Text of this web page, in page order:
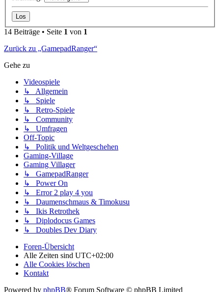
14 Beiträge • Seite 1 von 1
Zurück zu „GamepadRanger“
Gehe zu
Videospiele
↳ Allgemein
↳ Spiele
↳ Retro-Spiele
↳ Community
↳ Umfragen
Off-Topic
↳ Politik und Weltgeschehen
Gaming-Village
Gaming Villager
↳ GamepadRanger
↳ Power On
↳ Error 2 play 4 you
↳ Daumenschmaus & Timokusu
↳ Ikis Retrothek
↳ Diplodocus Games
↳ Doubles Dev Diary
Foren-Übersicht
Alle Zeiten sind UTC+02:00
Alle Cookies löschen
Kontakt
Powered by phpBB® Forum Software © phpBB Limited